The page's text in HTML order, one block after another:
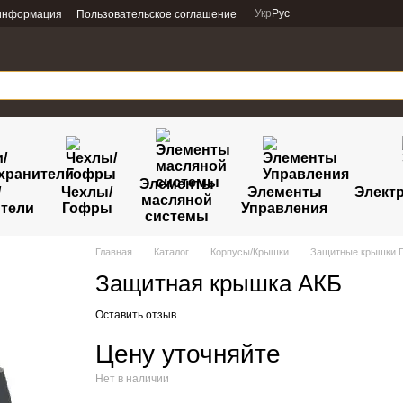
Пользовательское соглашение Укр Рус
Чехлы/
Гофры
Элементы
масляной
системы
Элементы
Управления
Главная Каталог Корпусы/Крышки Защитные крышки
Защитная крышка АКБ
Оставить отзыв
Цену уточняйте
Нет в наличии